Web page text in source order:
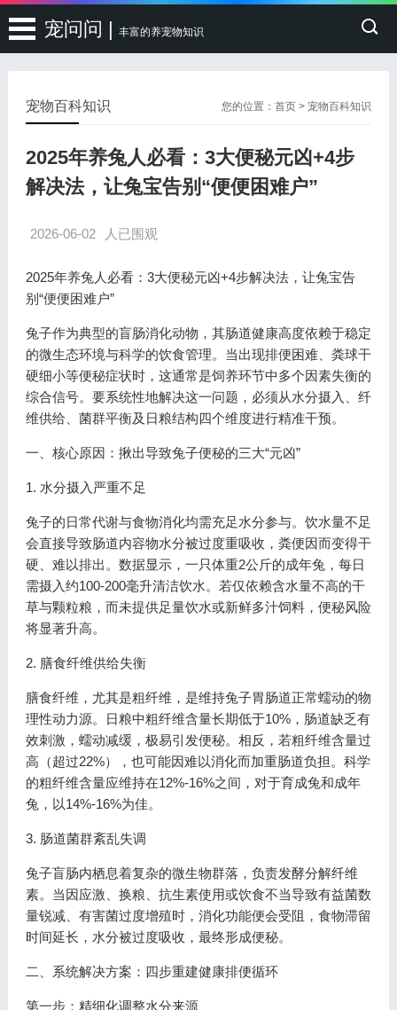
宠问问 | 丰富的养宠物知识
您的位置：首页 >宠物百科知识
宠物百科知识
2025年养兔人必看：3大便秘元凶+4步
解决法，让兔宝告别“便便困难户”
2026-06-02 人已围观
2025年养兔人必看：3大便秘元凶+4步解决法，让兔宝告
别“便便困难户”
兔子作为典型的盲肠消化动物，其肠道健康高度依赖于稳定
的微生态环境与科学的饮食管理。当出现排便困难、粪球干
硬细小等便秘症状时，这通常是饲养环节中多个因素失衡的
综合信号。要系统性地解决这一问题，必须从水分摄入、纤
维供给、菌群平衡及日粮结构四个维度进行精准干预。
一、核心原因：揪出导致兔子便秘的三大“元凶”
1. 水分摄入严重不足
兔子的日常代谢与食物消化均需充足水分参与。饮水量不足
会直接导致肠道内容物水分被过度重吸收，粪便因而变得干
硬、难以排出。数据显示，一只体重2公斤的成年兔，每日
需摄入约100-200毫升清洁饮水。若仅依赖含水量不高的干
草与颗粒粮，而未提供足量饮水或新鲜多汁饲料，便秘风险
将显著升高。
2. 膳食纤维供给失衡
膳食纤维，尤其是粗纤维，是维持兔子胃肠道正常蠕动的物
理性动力源。日粮中粗纤维含量长期低于10%，肠道缺乏有
效刺激，蠕动减缓，极易引发便秘。相反，若粗纤维含量过
高（超过22%），也可能因难以消化而加重肠道负担。科学
的粗纤维含量应维持在12%-16%之间，对于育成兔和成年
兔，以14%-16%为佳。
3. 肠道菌群紊乱失调
兔子盲肠内栖息着复杂的微生物群落，负责发酵分解纤维
素。当因应激、换粮、抗生素使用或饮食不当导致有益菌数
量锐减、有害菌过度增殖时，消化功能便会受阻，食物滞留
时间延长，水分被过度吸收，最终形成便秘。
二、系统解决方案：四步重建健康排便循环
第一步：精细化调整水分来源